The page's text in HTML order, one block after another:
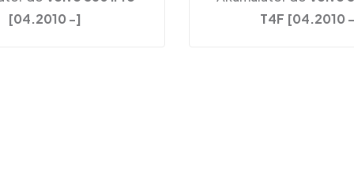
[04.2010 -]
T4F [04.2010